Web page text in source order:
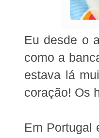
Eu desde o
como a
estava lá
coração! Os
Em Portugal